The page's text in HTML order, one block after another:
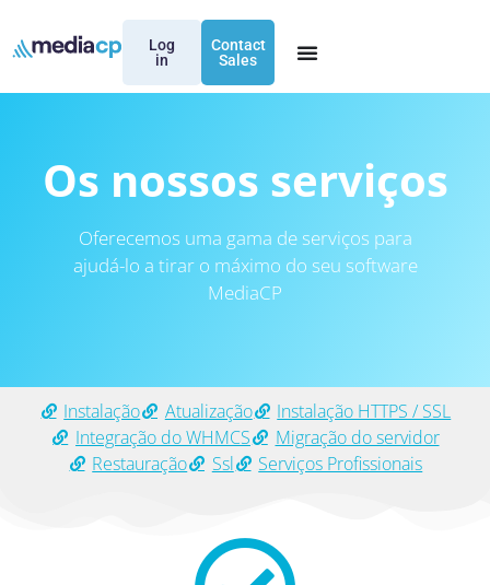
Log
in
Contact
Sales
Os nossos serviços
Oferecemos uma gama de serviços para
ajudá-lo a tirar o máximo do seu software
MediaCP
Instalação Atualização
Instalação HTTPS / SSL
Integração do WHMCS
Migração do servidor
Restauração
Ssl Serviços Profissionais